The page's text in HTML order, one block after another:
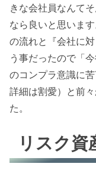
きな会社員なんて
なら良いと思いま
の流れと『会社に
う事だったので「
のコンプラ意識に
詳細は割愛）と前
た。
リスク資